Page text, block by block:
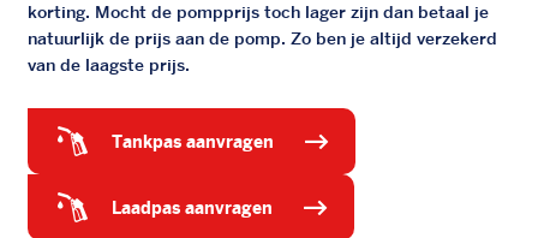
korting. Mocht de pompprijs toch lager zijn dan betaal je
natuurlijk de prijs aan de pomp. Zo ben je altijd verzekerd
van de laagste prijs.
tankpas aanvragen
laadpas aanvragen